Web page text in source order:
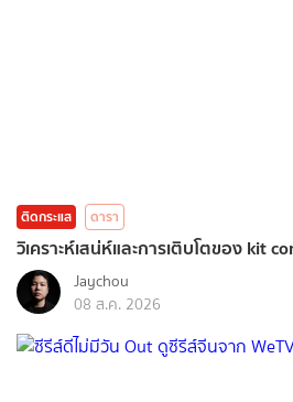
ติดกระแส ดารา
วิเคราะห์เสน่ห์และการเติบโตของ kit
Jaychou
08 ส.ค. 2026